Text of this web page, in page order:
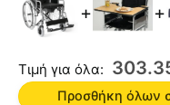
+ +
Τιμή για όλα:
Προσθήκη όλων